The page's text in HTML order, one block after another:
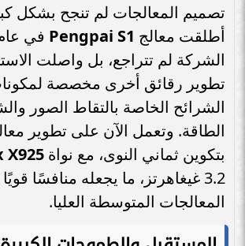
تصميم المعالجات لم تنجح بشكل
أطلقت معالج Pengpai S1
الشركة لم تتراجع، بل واصلت
تطوير رقائق أخرى مخصصة
الشرائح الخاصة بالتقاط الصور
الطاقة. وتعمل الآن على تطوير
بتكوين ثماني النوى، مع نواة X925
3.2 غيغاهرتز، ما يجعله منافسًا
المعالجات المتوسطة العليا.